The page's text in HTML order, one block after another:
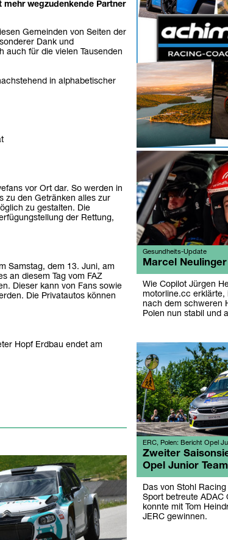
wegzudenkende Partner
Gemeinden von Seiten der
Dank und
auch für die vielen Tausenden
in alphabetischer
vor Ort dar. So werden in
zu den Getränken alles zur
zu gestalten. Die
der Rettung,
Samstag, dem 13. Juni, am
an diesem Tag vom FAZ
Dieser kann von Fans sowie
Die Privatautos können
Hopf Erdbau endet am
Gesundheits-Update
Marcel
Wie Copilot Jürgen
motorline.cc erklärte,
nach dem schweren
Polen nun stabil und
ERC, Polen: Bericht Opel
Zweiter
Opel Junior Team
Das von Stohl
Sport betreute ADAC
konnte mit Tom
JERC gewinnen.